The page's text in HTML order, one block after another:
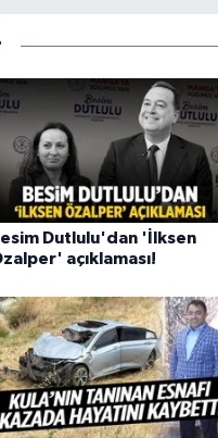
Dutlulu'dan 'İlksen
açıklaması!